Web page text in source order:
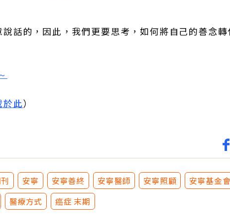
話的，因此，我們更要思考，如何將自己的善念轉
於此）
安寧 安寧善終 安寧醫師 安寧照顧
安寧基金會
醫療方式 癌症 末期